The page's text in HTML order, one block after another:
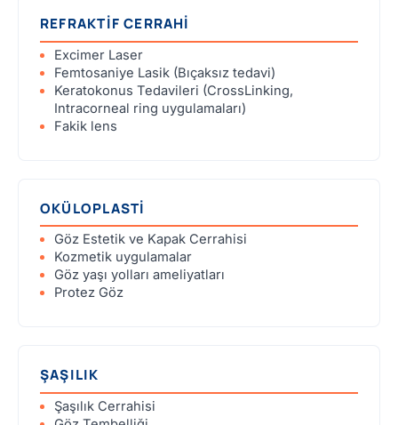
REFRAKTİF CERRAHİ
Excimer Laser
Femtosaniye Lasik (Bıçaksız tedavi)
Keratokonus Tedavileri (CrossLinking,
Intracorneal ring uygulamaları)
Fakik lens
OKÜLOPLASTİ
Göz Estetik ve Kapak Cerrahisi
Kozmetik uygulamalar
Göz yaşı yolları ameliyatları
Protez Göz
ŞAŞILIK
Şaşılık Cerrahisi